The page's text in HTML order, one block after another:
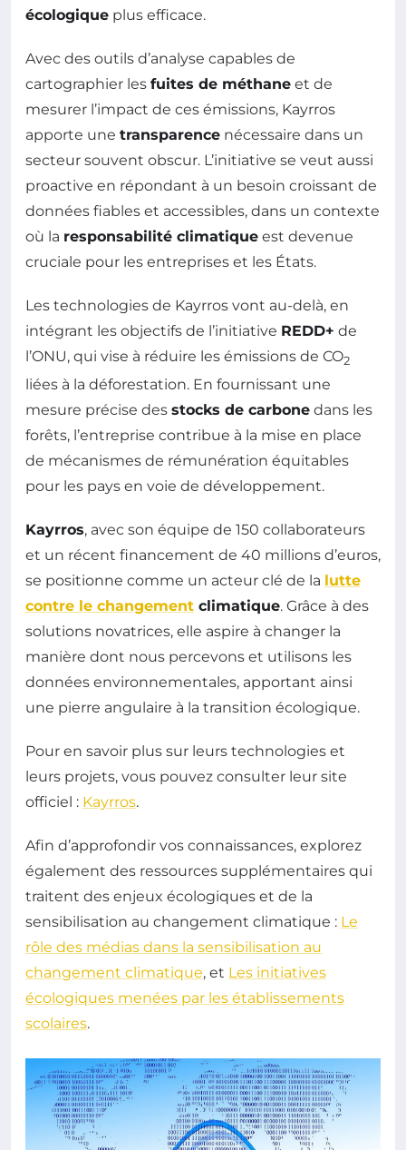
écologique plus efficace.
Avec des outils d’analyse capables de
cartographier les fuites de méthane et de
mesurer l’impact de ces émissions, Kayrros
apporte une transparence nécessaire dans un
secteur souvent obscur. L’initiative se veut aussi
proactive en répondant à un besoin croissant de
données fiables et accessibles, dans un contexte
où la responsabilité climatique est devenue
cruciale pour les entreprises et les États.
Les technologies de Kayrros vont au-delà, en
intégrant les objectifs de l’initiative REDD+ de
l’ONU, qui vise à réduire les émissions de CO2
liées à la déforestation. En fournissant une
mesure précise des stocks de carbone dans les
forêts, l’entreprise contribue à la mise en place
de mécanismes de rémunération équitables
pour les pays en voie de développement.
Kayrros, avec son équipe de 150 collaborateurs
et un récent financement de 40 millions d’euros,
se positionne comme un acteur clé de la lutte
contre le changement climatique. Grâce à des
solutions novatrices, elle aspire à changer la
manière dont nous percevons et utilisons les
données environnementales, apportant ainsi
une pierre angulaire à la transition écologique.
Pour en savoir plus sur leurs technologies et
leurs projets, vous pouvez consulter leur site
officiel : Kayrros.
Afin d’approfondir vos connaissances, explorez
également des ressources supplémentaires qui
traitent des enjeux écologiques et de la
sensibilisation au changement climatique : Le
rôle des médias dans la sensibilisation au
changement climatique, et Les initiatives
écologiques menées par les établissements
scolaires.